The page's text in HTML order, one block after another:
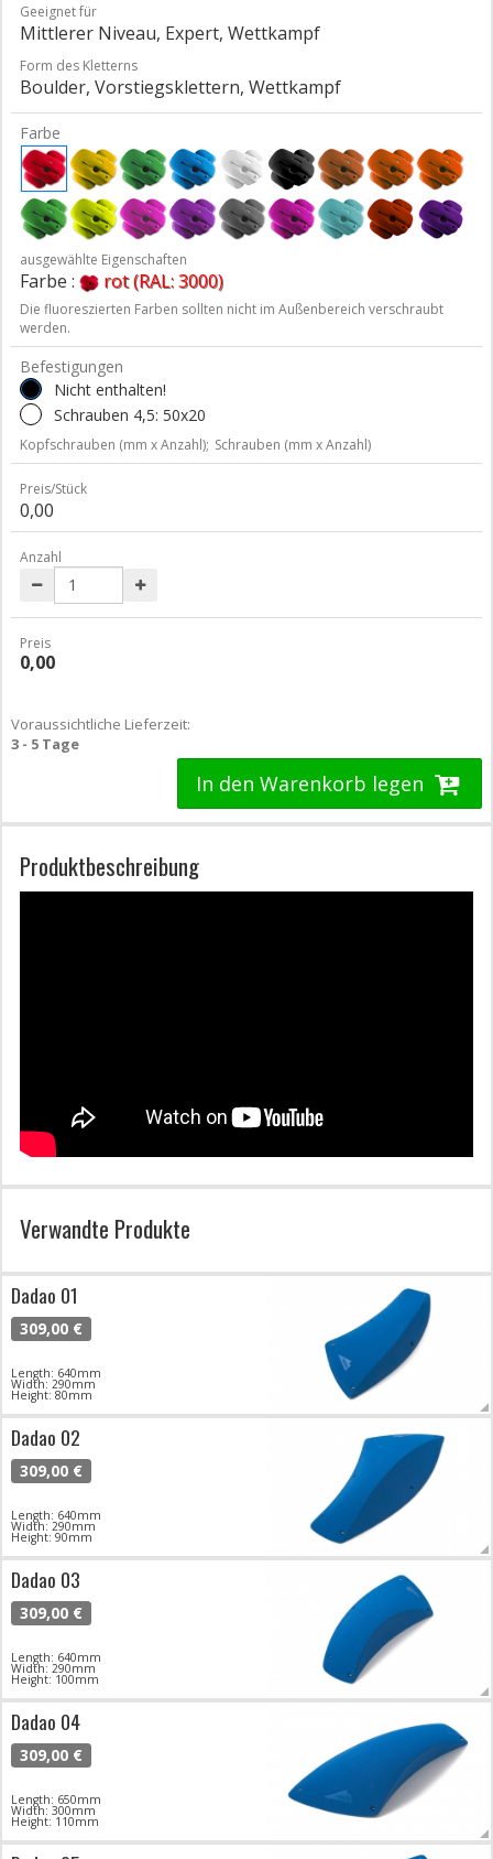
Geeignet für
Mittlerer Niveau, Expert, Wettkampf
Form des Kletterns
Boulder, Vorstiegsklettern, Wettkampf
Farbe
ausgewählte Eigenschaften
Farbe : rot (RAL: 3000)
Die fluoreszierten Farben sollten nicht im Außenbereich verschraubt
werden.
Befestigungen
Nicht enthalten!
Schrauben 4,5: 50x20
Kopfschrauben (mm x Anzahl); Schrauben (mm x Anzahl)
Preis/Stück
0,00
Anzahl
Preis
0,00
Voraussichtliche Lieferzeit:
3 - 5 Tage
In den Warenkorb legen
Produktbeschreibung
Verwandte Produkte
Dadao 01
309,00 €
Length: 640mm
Width: 290mm
Height: 80mm
Dadao 02
309,00 €
Length: 640mm
Width: 290mm
Height: 90mm
Dadao 03
309,00 €
Length: 640mm
Width: 290mm
Height: 100mm
Dadao 04
309,00 €
Length: 650mm
Width: 300mm
Height: 110mm